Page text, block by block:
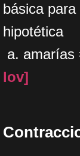
básica
hipotética
a. amarías
lov]